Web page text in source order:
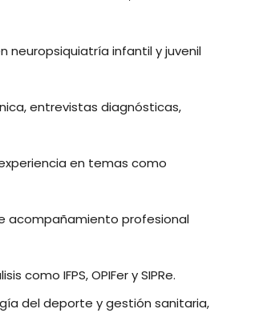
neuropsiquiatría infantil y juvenil
entrevistas diagnósticas,
en temas como
acompañamiento profesional
IFPS, OPIFer y SIPRe.
del deporte y gestión sanitaria,